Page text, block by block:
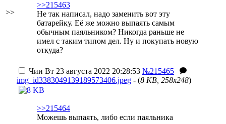
>>
>>215463
Не так написал, надо заменить вот эту
батарейку. Её же можно выпаять самым
обычным паяльником? Никогда раньше не
имел с таким типом дел. Ну и покупать новую
откуда?
Чии Вт 23 августа 2022 20:28:53 №215465
img_id3383049139189573406.jpeg - (8 KB, 258x248)
>>215464
Можешь выпаять, либо если паяльника